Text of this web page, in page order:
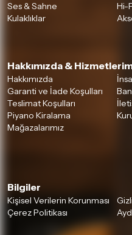
Ses & Sahne
Hi-
Kulaklıklar
Hakkımızda &
Hakkımızda
Garanti ve İade Koşulları
Teslimat Koşulları
Piyano Kiralama
Mağazalarımız
Bilgiler
Kişisel Verilerin Korunması
Çerez Politikası